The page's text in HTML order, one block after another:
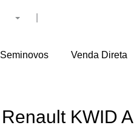
Seminovos Venda Direta
Renault KWID